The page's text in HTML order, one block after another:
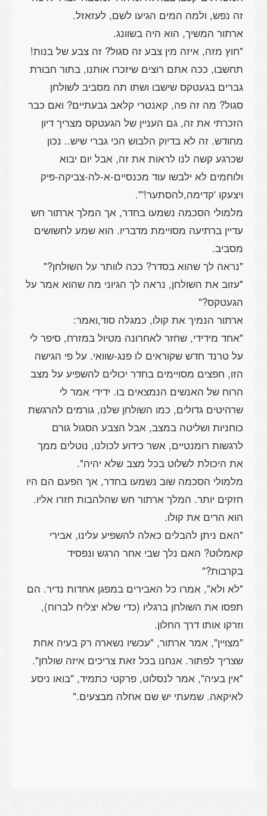
"חוץ מזה, איזה מין צבע זה סגול? זה צבע של בנות!
תחשבו, ככה אתם רוצים שיזכרו אותנו, בתור חבורת
גברים בגעטקס שישבו ושתו תה מסביב לשולחן
סגול? מה זה פה, קאנטרי קלאב גבעתיים? ואם כבר
הזכרתי את זה, גם העניין של הגעטקס מצריך דיון
מחודש. זה לא בדיוק הלבוש הכי גברי שיש.. נכון
שכרגע קשה לנו לראות את זה, אבל יום יבוא
ולוחמים לא ילבשו עוד מכנסיים-א-לה-צביקה-פיק
מלמולי הסכמה נשמעו בחדר, אך המלך ארתור חש
עדיין ברתיעה מסויימת מדבריו. הוא שמע לחשושים
"עזוב את השולחן, נראה לך הגיוני מה שהוא אמר על
"אחד מידידי, שחזר לאחרונה מטיול במזרח, סיפר לי
על טרנד חדש שקוראים לו פנג-שוואי. על פי הגישה
הזו, חפצים מסויימים בחדר יכולים להשפיע על מצב
הרוח של האנשים הנמצאים בו. ידידי אמר לי
שרהיטים גדולים, כמו השולחן שלנו, גורמים להרגשת
כוחניות ושליטה במצב, אבל הצבע הסגול גורם
לרגשות רומנטיים, אשר כידוע לכולנו, נוטלים ממך
מלמולי הסכמה שוב נשמעו בחדר, אך הפעם הם היו
חזקים יותר. המלך ארתור חש שהלהבות חזרו אליו.
"האם ניתן להבלים כאלה להשפיע עלינו, אבירי
קאמלוט? האם נלך שבי אחר הרגש ונפסיד
"לא ולא", אמרו כל האבירים במפגן אחדות נדיר. הם
תפסו את השולחן ברגליו (כדי שלא יצליח לברוח),
"מצויין", אמר ארתור, "עכשיו נשארה רק בעיה אחת
"אין בעיה", אמר לנסלוט, פרקטי כתמיד, "בואו ניסע